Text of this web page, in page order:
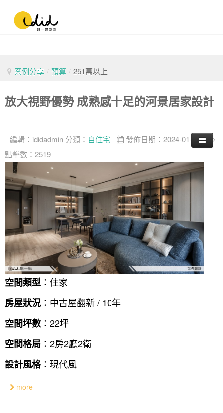
案例分享 / 預算 / 251萬以上
放大視野優勢 成熟感十足的河景居家設計
編輯： ididadmin 分類： 自住宅
發佈日期：2024-01-20
點擊數：2519
空間類型 ：住家
房屋狀況 ：中古屋翻新 / 10年
空間坪數 ：22坪
空間格局 ：2房2廳2衛
設計風格：現代風
more